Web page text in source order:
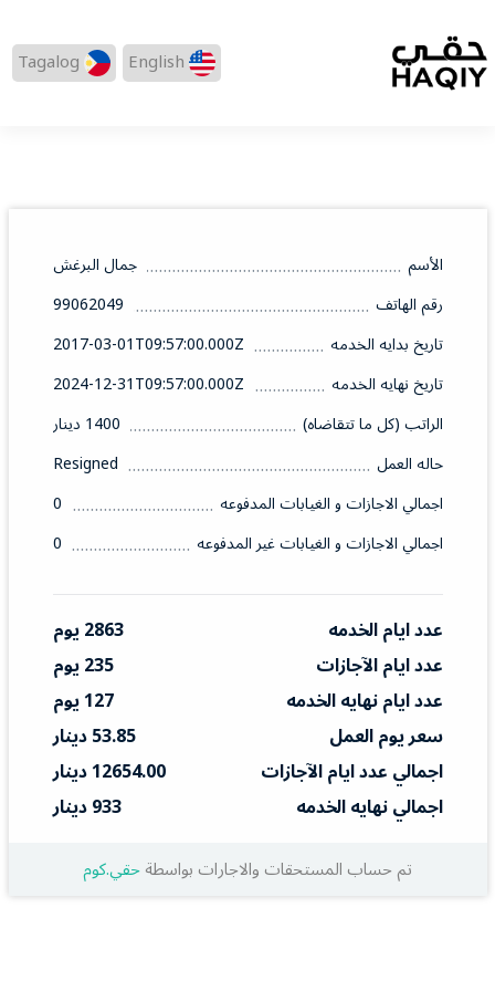
English
Tagalog
الأسم
جمال البرغش
رقم الهاتف
99062049
تاريخ بدايه الخدمه
2017-03-01T09:57:00.000Z
تاريخ نهايه الخدمه
2024-12-31T09:57:00.000Z
الراتب (كل ما تتقاضاه)
1400 دينار
حاله العمل
Resigned
اجمالي الاجازات و الغيابات المدفوعه
0
اجمالي الاجازات و الغيابات غير المدفوعه
0
عدد ايام الخدمه
2863 يوم
عدد ايام الآجازات
235 يوم
عدد ايام نهايه الخدمه
127 يوم
سعر يوم العمل
53.85 دينار
اجمالي عدد ايام الآجازات
12654.00 دينار
اجمالي نهايه الخدمه
933 دينار
تم حساب المستحقات والاجارات بواسطةحقي.كوم